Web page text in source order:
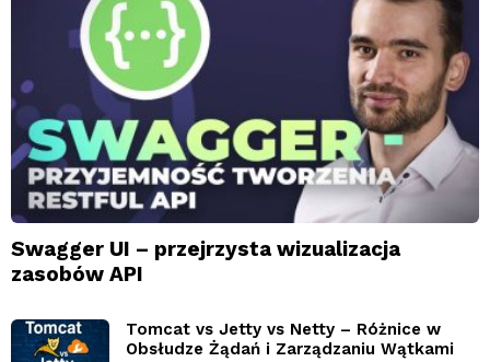
Swagger UI – przejrzysta wizualizacja
zasobów API
Tomcat vs Jetty vs Netty – Różnice w
Obsłudze Żądań i Zarządzaniu Wątkami